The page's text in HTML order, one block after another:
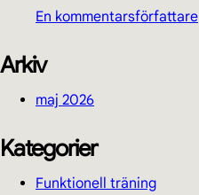
En kommentarsförfattare
Arkiv
maj 2026
Kategorier
Funktionell träning